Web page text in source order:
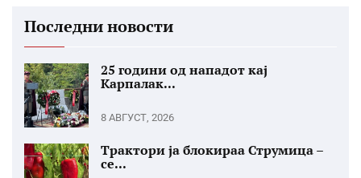
Последни новости
25 години од нападот кај
Карпалак...
8 АВГУСТ, 2026
Трактори ја блокираа Струмица –
се...